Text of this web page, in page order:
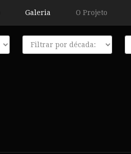
Galeria O Projeto
Década